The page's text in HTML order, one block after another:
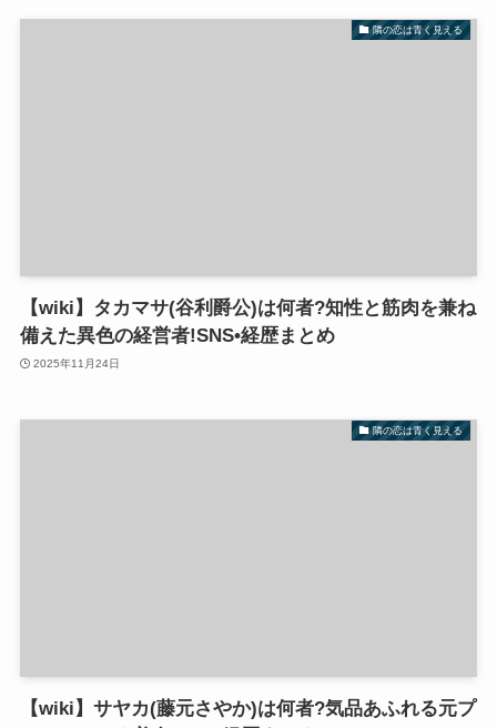
隣の恋は青く見える
【wiki】タカマサ(谷利爵公)は何者?知性と筋肉を兼ね
備えた異色の経営者!SNS•経歴まとめ
2025年11月24日
隣の恋は青く見える
【wiki】サヤカ(藤元さやか)は何者?気品あふれる元プ